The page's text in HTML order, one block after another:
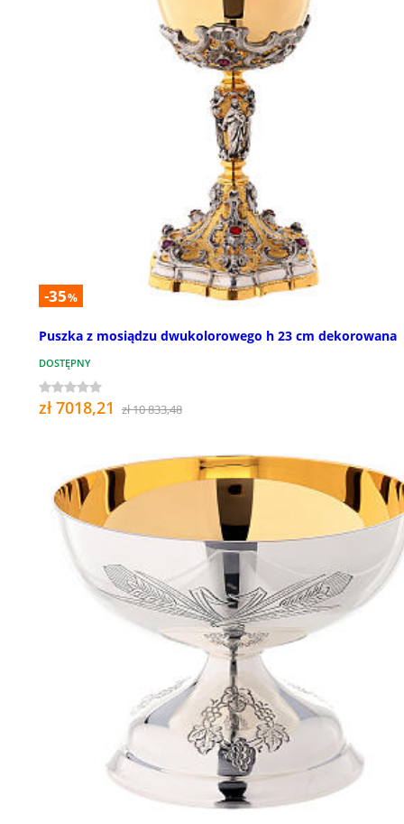
-35%
Puszka z mosiądzu dwukolorowego h 23 cm dekorowana
DOSTĘPNY
zł 7018,21 zł 10 833,48